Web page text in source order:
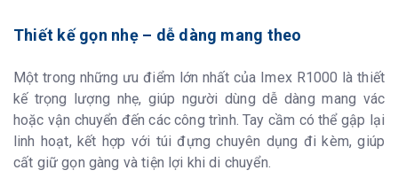
Thiết kế gọn nhẹ – dễ dàng mang theo
Một trong những ưu điểm lớn nhất của Imex R1000 là thiết
kế trọng lượng nhẹ, giúp người dùng dễ dàng mang vác
hoặc vận chuyển đến các công trình. Tay cầm có thể gập lại
linh hoạt, kết hợp với túi đựng chuyên dụng đi kèm, giúp
cất giữ gọn gàng và tiện lợi khi di chuyển.